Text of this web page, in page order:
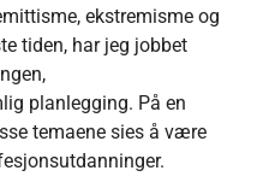
ekstremisme og
tiden, har jeg jobbet
planlegging. På en
temaene sies å være